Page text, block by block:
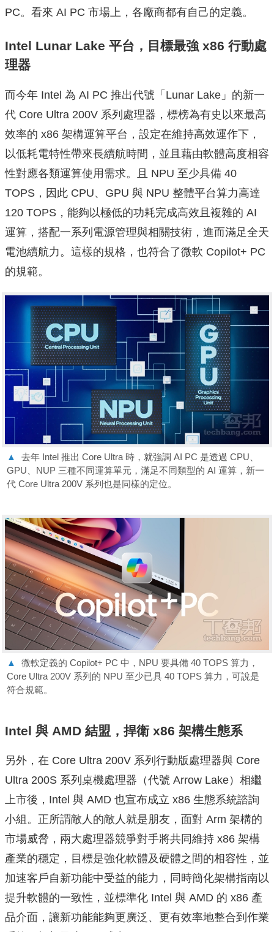
PC。看來 AI PC 市場上，各廠商都有自己的定義。
Intel Lunar Lake 平台，目標最強 x86 行動處
理器
而今年 Intel 為 AI PC 推出代號「Lunar Lake」的新一
代 Core Ultra 200V 系列處理器，標榜為有史以來最高
效率的 x86 架構運算平台，設定在維持高效運作下，
以低耗電特性帶來長續航時間，並且藉由軟體高度相容
性對應各類運算使用需求。且 NPU 至少具備 40
TOPS，因此 CPU、GPU 與 NPU 整體平台算力高達
120 TOPS，能夠以極低的功耗完成高效且複雜的 AI
運算，搭配一系列電源管理與相關技術，進而滿足全天
電池續航力。這樣的規格，也符合了微軟 Copilot+ PC
的規範。
▲
去年 Intel 推出 Core Ultra 時，就強調 AI PC 是透過 CPU、
GPU、NUP 三種不同運算單元，滿足不同類型的 AI 運算，新一
代 Core Ultra 200V 系列也是同樣的定位。
▲
微軟定義的 Copilot+ PC 中，NPU 要具備 40 TOPS 算力，
Core Ultra 200V 系列的 NPU 至少已具 40 TOPS 算力，可說是
符合規範。
Intel 與 AMD 結盟，捍衛 x86 架構生態系
另外，在 Core Ultra 200V 系列行動版處理器與 Core
Ultra 200S 系列桌機處理器（代號 Arrow Lake）相繼
上市後，Intel 與 AMD 也宣布成立 x86 生態系統諮詢
小組。正所謂敵人的敵人就是朋友，面對 Arm 架構的
市場威脅，兩大處理器競爭對手將共同維持 x86 架構
產業的穩定，目標是強化軟體及硬體之間的相容性，並
加速客戶自新功能中受益的能力，同時簡化架構指南以
提升軟體的一致性，並標準化 Intel 與 AMD 的 x86 產
品介面，讓新功能能夠更廣泛、更有效率地整合到作業